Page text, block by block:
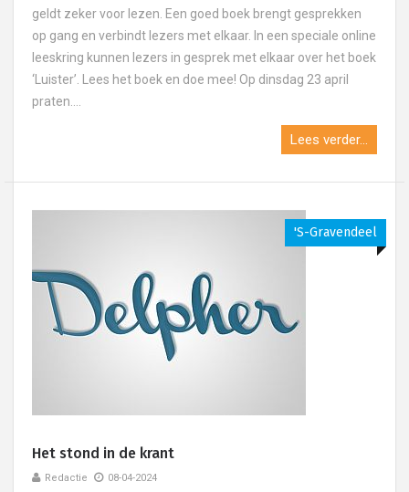
geldt zeker voor lezen. Een goed boek brengt gesprekken
op gang en verbindt lezers met elkaar. In een speciale online
leeskring kunnen lezers in gesprek met elkaar over het boek
‘Luister’. Lees het boek en doe mee! Op dinsdag 23 april
praten....
Lees verder...
's-Gravendeel
Het stond in de krant
Redactie 08-04-2024